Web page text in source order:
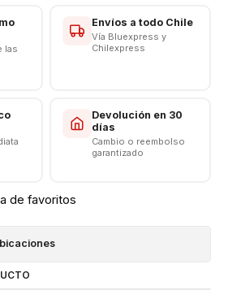
las
Envíos a todo Chile
Vía Bluexpress y
Chilexpress
Devolución en 30
días
Cambio o reembolso
garantizado
de favoritos